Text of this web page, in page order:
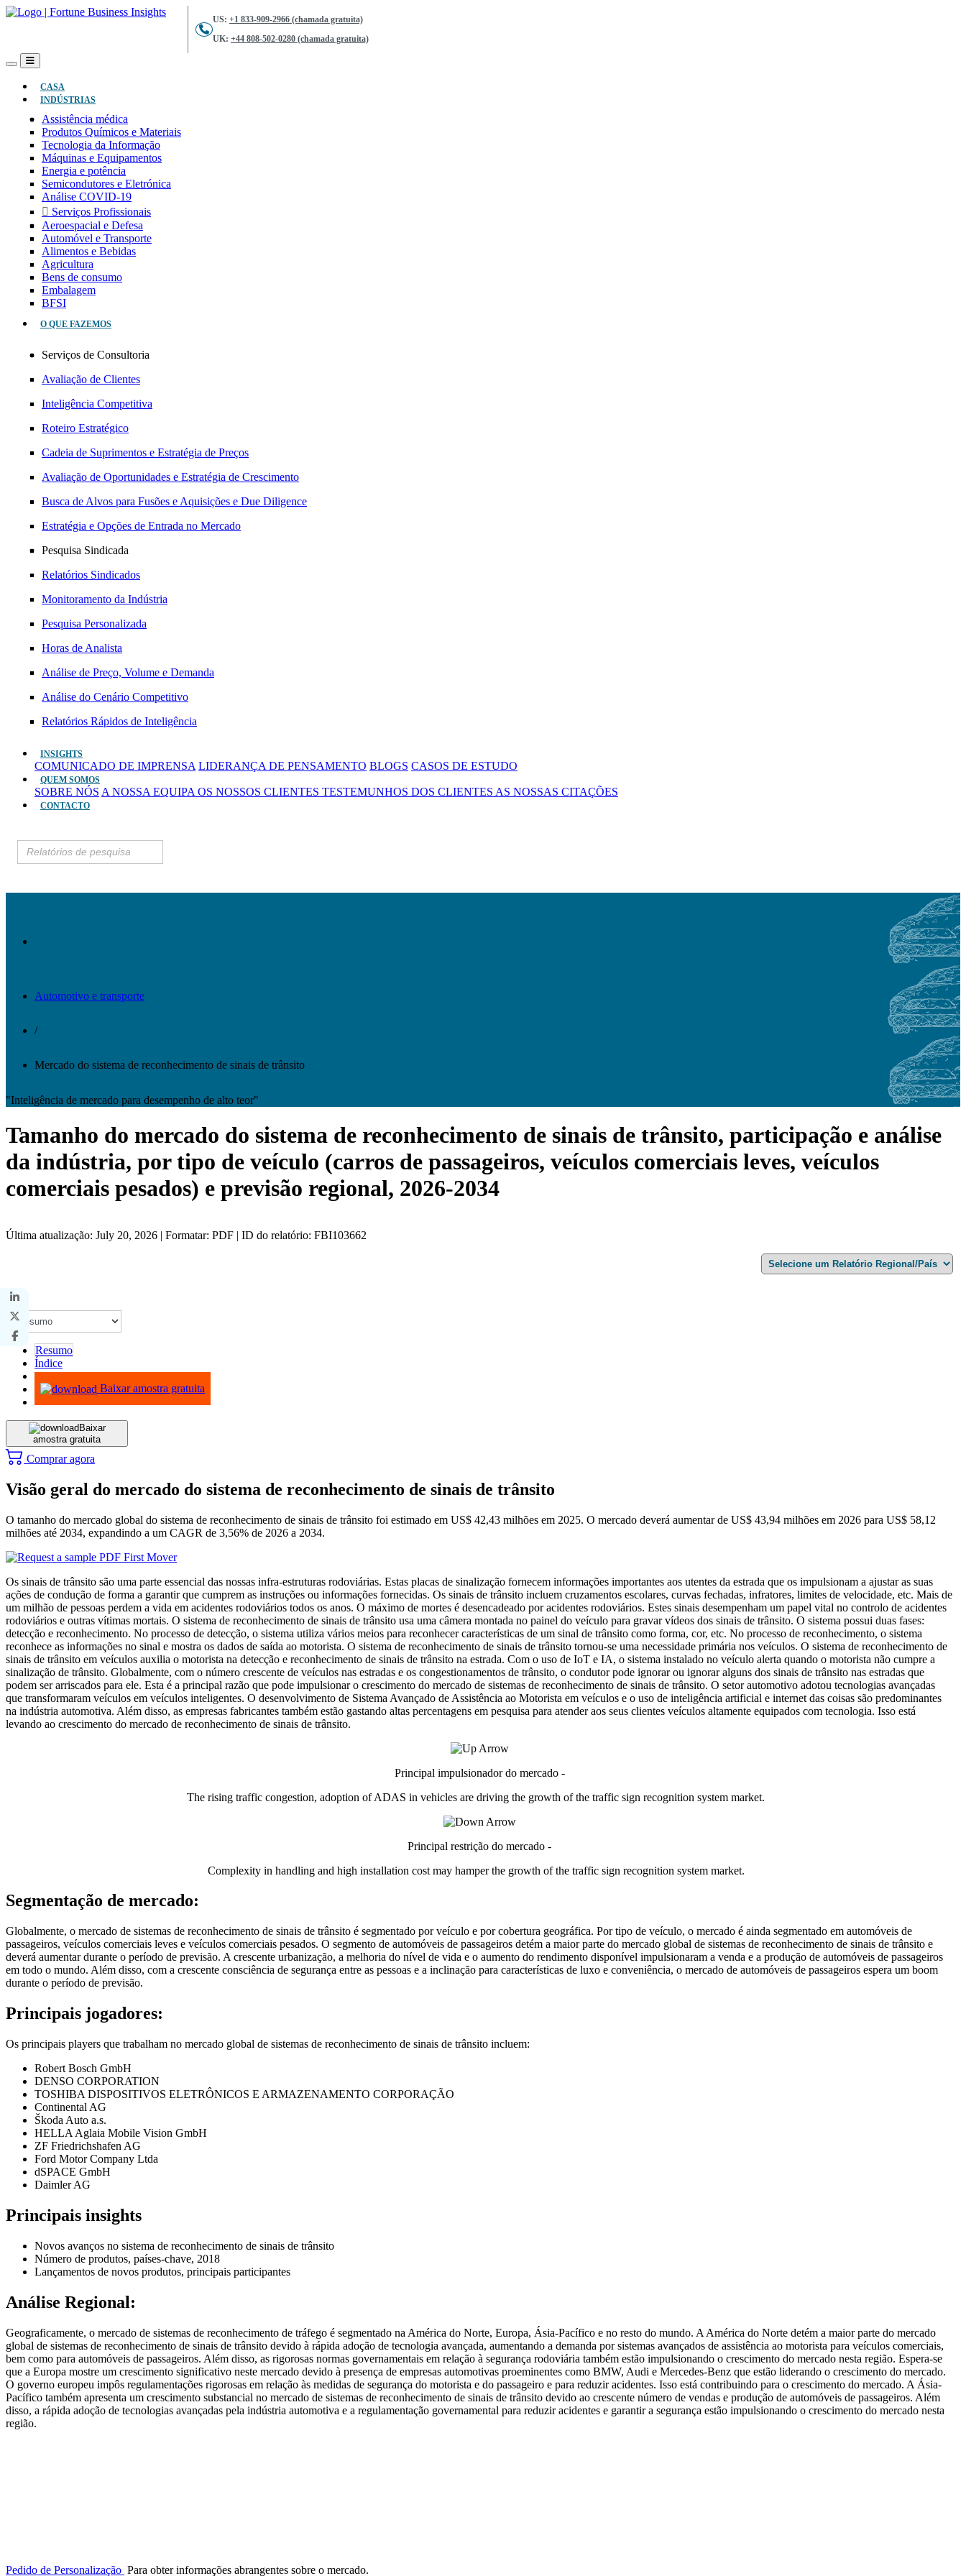
US: +1 833-909-2966 (chamada gratuita)
UK: +44 808-502-0280 (chamada gratuita)
CASA
INDÚSTRIAS
Assistência médica
Produtos Químicos e Materiais
Tecnologia da Informação
Máquinas e Equipamentos
Energia e potência
Semicondutores e Eletrónica
Análise COVID-19
Serviços Profissionais
Aeroespacial e Defesa
Automóvel e Transporte
Alimentos e Bebidas
Agricultura
Bens de consumo
Embalagem
BFSI
O QUE FAZEMOS
Serviços de Consultoria
Avaliação de Clientes
Inteligência Competitiva
Roteiro Estratégico
Cadeia de Suprimentos e Estratégia de Preços
Avaliação de Oportunidades e Estratégia de Crescimento
Busca de Alvos para Fusões e Aquisições e Due Diligence
Estratégia e Opções de Entrada no Mercado
Pesquisa Sindicada
Relatórios Sindicados
Monitoramento da Indústria
Pesquisa Personalizada
Horas de Analista
Análise de Preço, Volume e Demanda
Análise do Cenário Competitivo
Relatórios Rápidos de Inteligência
INSIGHTS
COMUNICADO DE IMPRENSA LIDERANÇA DE PENSAMENTO BLOGS CASOS DE ESTUDO
QUEM SOMOS
SOBRE NÓS A NOSSA EQUIPA OS NOSSOS CLIENTES TESTEMUNHOS DOS CLIENTES AS NOSSAS CITAÇÕES
CONTACTO
Automotivo e transporte
/
Mercado do sistema de reconhecimento de sinais de trânsito
"Inteligência de mercado para desempenho de alto teor"
Tamanho do mercado do sistema de reconhecimento de sinais de trânsito, participação e análise
da indústria, por tipo de veículo (carros de passageiros, veículos comerciais leves, veículos
comerciais pesados) e previsão regional, 2026-2034
Última atualização: July 20, 2026 | Formatar: PDF | ID do relatório: FBI103662
Resumo
Índice
Metodologia
Baixar amostra gratuita
Baixar
amostra gratuita
Comprar agora
Visão geral do mercado do sistema de reconhecimento de sinais de trânsito
O tamanho do mercado global do sistema de reconhecimento de sinais de trânsito foi estimado em US$ 42,43 milhões em 2025. O mercado deverá aumentar de US$ 43,94 milhões em 2026 para US$ 58,12
milhões até 2034, expandindo a um CAGR de 3,56% de 2026 a 2034.
Os sinais de trânsito são uma parte essencial das nossas infra-estruturas rodoviárias. Estas placas de sinalização fornecem informações importantes aos utentes da estrada que os impulsionam a ajustar as suas
ações de condução de forma a garantir que cumprem as instruções ou informações fornecidas. Os sinais de trânsito incluem cruzamentos escolares, curvas fechadas, infratores, limites de velocidade, etc. Mais de
um milhão de pessoas perdem a vida em acidentes rodoviários todos os anos. O máximo de mortes é desencadeado por acidentes rodoviários. Estes sinais desempenham um papel vital no controlo de acidentes
rodoviários e outras vítimas mortais. O sistema de reconhecimento de sinais de trânsito usa uma câmera montada no painel do veículo para gravar vídeos dos sinais de trânsito. O sistema possui duas fases:
detecção e reconhecimento. No processo de detecção, o sistema utiliza vários meios para reconhecer características de um sinal de trânsito como forma, cor, etc. No processo de reconhecimento, o sistema
reconhece as informações no sinal e mostra os dados de saída ao motorista. O sistema de reconhecimento de sinais de trânsito tornou-se uma necessidade primária nos veículos. O sistema de reconhecimento de
sinais de trânsito em veículos auxilia o motorista na detecção e reconhecimento de sinais de trânsito na estrada. Com o uso de IoT e IA, o sistema instalado no veículo alerta quando o motorista não cumpre a
sinalização de trânsito. Globalmente, com o número crescente de veículos nas estradas e os congestionamentos de trânsito, o condutor pode ignorar ou ignorar alguns dos sinais de trânsito nas estradas que
podem ser arriscados para ele. Esta é a principal razão que pode impulsionar o crescimento do mercado de sistemas de reconhecimento de sinais de trânsito. O setor automotivo adotou tecnologias avançadas
que transformaram veículos em veículos inteligentes. O desenvolvimento de Sistema Avançado de Assistência ao Motorista em veículos e o uso de inteligência artificial e internet das coisas são predominantes
na indústria automotiva. Além disso, as empresas fabricantes também estão gastando altas percentagens em pesquisa para atender aos seus clientes veículos altamente equipados com tecnologia. Isso está
levando ao crescimento do mercado de reconhecimento de sinais de trânsito.
Principal impulsionador do mercado -
The rising traffic congestion, adoption of ADAS in vehicles are driving the growth of the traffic sign recognition system market.
Principal restrição do mercado -
Complexity in handling and high installation cost may hamper the growth of the traffic sign recognition system market.
Segmentação de mercado:
Globalmente, o mercado de sistemas de reconhecimento de sinais de trânsito é segmentado por veículo e por cobertura geográfica. Por tipo de veículo, o mercado é ainda segmentado em automóveis de
passageiros, veículos comerciais leves e veículos comerciais pesados. O segmento de automóveis de passageiros detém a maior parte do mercado global de sistemas de reconhecimento de sinais de trânsito e
deverá aumentar durante o período de previsão. A crescente urbanização, a melhoria do nível de vida e o aumento do rendimento disponível impulsionaram a venda e a produção de automóveis de passageiros
em todo o mundo. Além disso, com a crescente consciência de segurança entre as pessoas e a inclinação para características de luxo e conveniência, o mercado de automóveis de passageiros espera um boom
durante o período de previsão.
Principais jogadores:
Os principais players que trabalham no mercado global de sistemas de reconhecimento de sinais de trânsito incluem:
Robert Bosch GmbH
DENSO CORPORATION
TOSHIBA DISPOSITIVOS ELETRÔNICOS E ARMAZENAMENTO CORPORAÇÃO
Continental AG
Škoda Auto a.s.
HELLA Aglaia Mobile Vision GmbH
ZF Friedrichshafen AG
Ford Motor Company Ltda
dSPACE GmbH
Daimler AG
Principais insights
Novos avanços no sistema de reconhecimento de sinais de trânsito
Número de produtos, países-chave, 2018
Lançamentos de novos produtos, principais participantes
Análise Regional:
Geograficamente, o mercado de sistemas de reconhecimento de tráfego é segmentado na América do Norte, Europa, Ásia-Pacífico e no resto do mundo. A América do Norte detém a maior parte do mercado
global de sistemas de reconhecimento de sinais de trânsito devido à rápida adoção de tecnologia avançada, aumentando a demanda por sistemas avançados de assistência ao motorista para veículos comerciais,
bem como para automóveis de passageiros. Além disso, as rigorosas normas governamentais em relação à segurança rodoviária também estão impulsionando o crescimento do mercado nesta região. Espera-se
que a Europa mostre um crescimento significativo neste mercado devido à presença de empresas automotivas proeminentes como BMW, Audi e Mercedes-Benz que estão liderando o crescimento do mercado.
O governo europeu impôs regulamentações rigorosas em relação às medidas de segurança do motorista e do passageiro e para reduzir acidentes. Isso está contribuindo para o crescimento do mercado. A Ásia-
Pacífico também apresenta um crescimento substancial no mercado de sistemas de reconhecimento de sinais de trânsito devido ao crescente número de vendas e produção de automóveis de passageiros. Além
disso, a rápida adoção de tecnologias avançadas pela indústria automotiva e a regulamentação governamental para reduzir acidentes e garantir a segurança estão impulsionando o crescimento do mercado nesta
região.
Pedido de Personalização Para obter informações abrangentes sobre o mercado.